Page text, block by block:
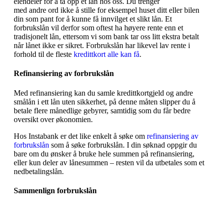
med andre ord ikke å stille for eksempel huset ditt eller bilen
din som pant for å kunne få innvilget et slikt lån. Et
forbrukslån vil derfor som oftest ha høyere rente enn et
tradisjonelt lån, ettersom vi som bank tar oss litt ekstra betalt
når lånet ikke er sikret. Forbrukslån har likevel lav rente i
forhold til de fleste kredittkort alle kan få.
Refinansiering av forbrukslån
Med refinansiering kan du samle kredittkortgjeld og andre
smålån i ett lån uten sikkerhet, på denne måten slipper du å
betale flere månedlige gebyrer, samtidig som du får bedre
oversikt over økonomien.
Hos Instabank er det like enkelt å søke om refinansiering av
forbrukslån som å søke forbrukslån. I din søknad oppgir du
bare om du ønsker å bruke hele summen på refinansiering,
eller kun deler av lånesummen – resten vil da utbetales som et
nedbetalingslån.
Sammenlign forbrukslån